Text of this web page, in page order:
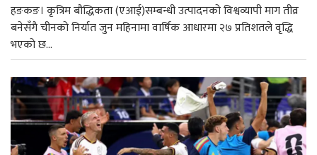
हङकङ। कृत्रिम बौद्धिकता (एआई)सम्बन्धी उत्पादनको विश्वव्यापी माग तीव्र
बनेसँगै चीनको निर्यात जुन महिनामा वार्षिक आधारमा २७ प्रतिशतले वृद्धि
भएको छ...